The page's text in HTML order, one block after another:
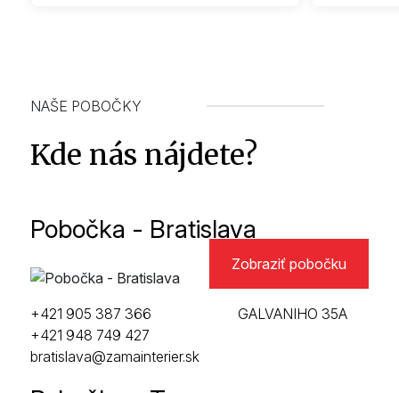
NAŠE POBOČKY
Kde nás nájdete?
Pobočka - Bratislava
Zobraziť pobočku
+421 905 387 366
+421 948 749 427
bratislava@zamainterier.sk
GALVANIHO 35A